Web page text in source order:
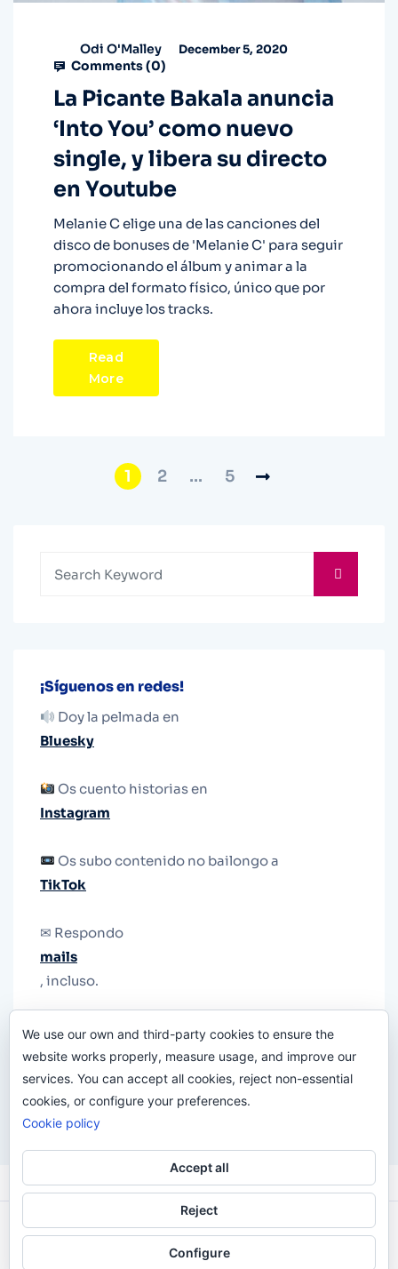
Odi O'Malley December 5, 2020
Comments (0)
La Picante Bakala anuncia
‘Into You’ como nuevo
single, y libera su directo
en Youtube
Melanie C elige una de las canciones del
disco de bonuses de 'Melanie C' para seguir
promocionando el álbum y animar a la
compra del formato físico, único que por
ahora incluye los tracks.
Read
More
1 2 … 5
¡Síguenos en redes!
Doy la pelmada en
Bluesky
Os cuento historias en
Instagram
Os subo contenido no bailongo a
TikTok
✉ Respondo
mails
, incluso.
le quiten el teléfono.
Odi O'Malley © 2016-2025. Todos Los Derechos
Reservados.
We use our own and third-party cookies to ensure the
website works properly, measure usage, and improve our
services. You can accept all cookies, reject non-essential
cookies, or configure your preferences.
Cookie policy
Accept all
Reject
Configure